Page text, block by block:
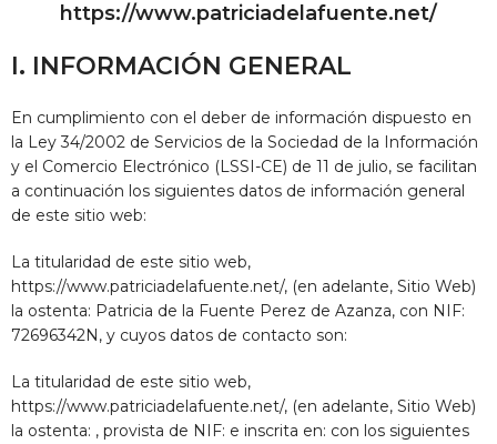
https://www.patriciadelafuente.net/
I. INFORMACIÓN GENERAL
En cumplimiento con el deber de información dispuesto en
la Ley 34/2002 de Servicios de la Sociedad de la Información
y el Comercio Electrónico (LSSI-CE) de 11 de julio, se facilitan
a continuación los siguientes datos de información general
de este sitio web:
La titularidad de este sitio web,
https://www.patriciadelafuente.net/, (en adelante, Sitio Web)
la ostenta: Patricia de la Fuente Perez de Azanza, con NIF:
72696342N, y cuyos datos de contacto son:
La titularidad de este sitio web,
https://www.patriciadelafuente.net/, (en adelante, Sitio Web)
la ostenta: , provista de NIF: e inscrita en: con los siguientes